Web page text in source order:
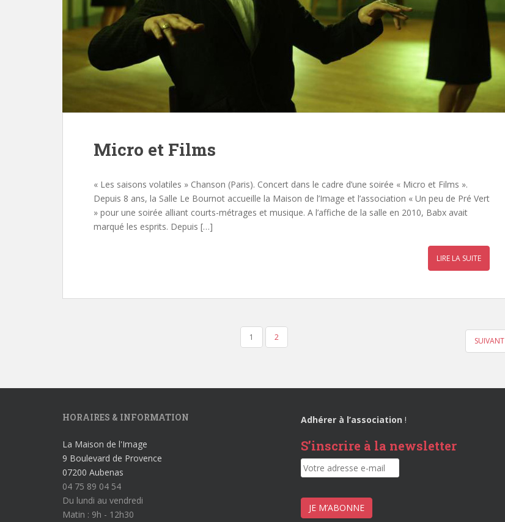
Micro et Films
« Les saisons volatiles » Chanson (Paris). Concert dans le cadre d’une soirée « Micro et Films ».
Depuis 8 ans, la Salle Le Bournot accueille la Maison de l’Image et l’association « Un peu de Pré Vert
» pour une soirée alliant courts-métrages et musique. A l’affiche de la salle en 2010, Babx avait
marqué les esprits. Depuis […]
LIRE LA SUITE
NAVIGATION DES ARTICLES
1 2 SUIVANT
HORAIRES & INFORMATION
La Maison de l'Image
9 Boulevard de Provence
07200 Aubenas
04 75 89 04 54
Du lundi au vendredi
Matin : 9h - 12h30
Adhérer à l’association !
S’inscrire à la newsletter
JE M’ABONNE